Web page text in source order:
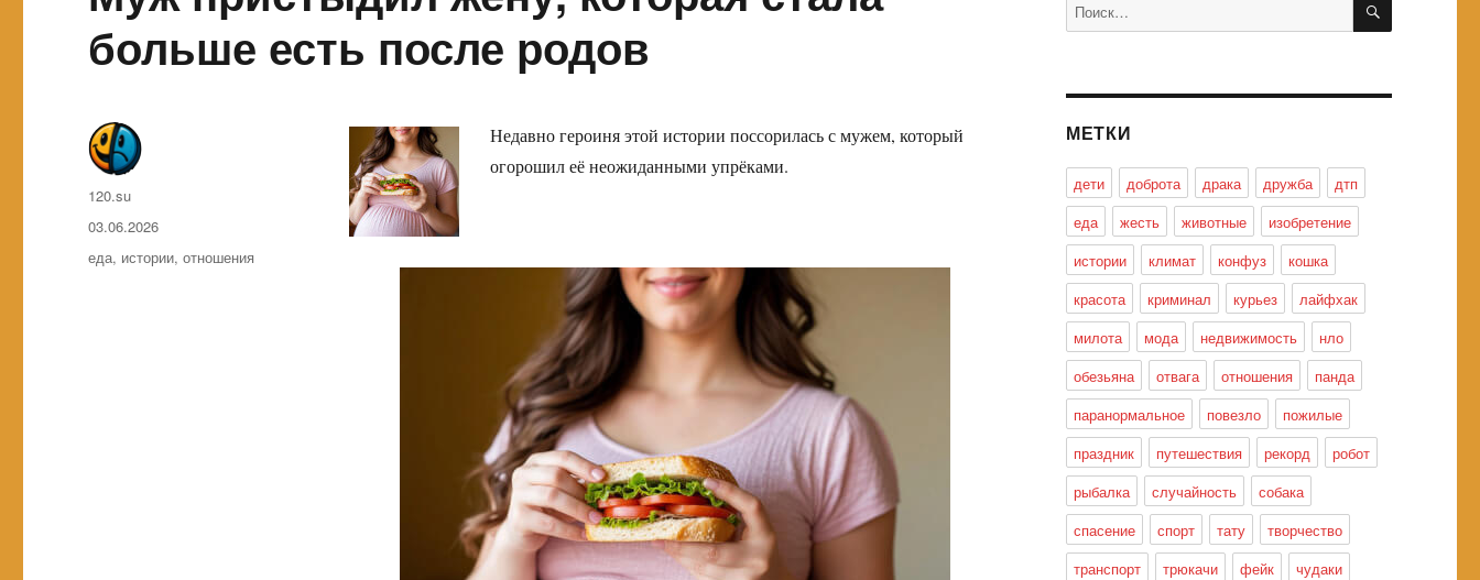
больше есть после родов
Недавно героиня этой истории поссорилась с мужем, который
огорошил её неожиданными упрёками.
Автор
120.su
Опубликовано
03.06.2026
Метки
еда, истории,отношения
МЕТКИ
дети доброта драка дружба
дтп
еда
жесть животные
изобретение
истории
климат конфуз
кошка
красота
криминал курьез
лайфхак
милота
мода недвижимость
нло
обезьяна
отвага отношения
панда
паранормальное
повезло
пожилые
праздник
путешествия рекорд
робот
рыбалка
случайность
собака
спасение
спорт тату
творчество
транспорт
трюкачи фейк
чудаки